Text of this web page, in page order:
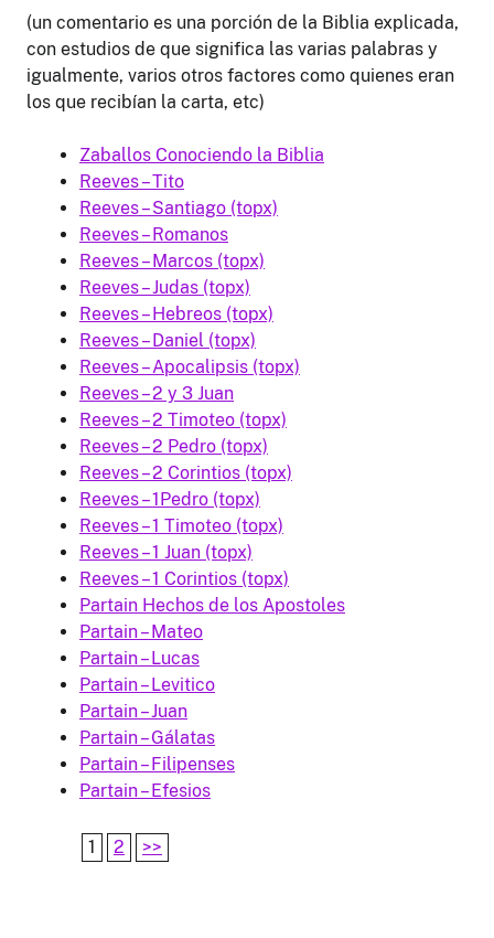
(un comentario es una porción de la Biblia explicada,
con estudios de que significa las varias palabras y
igualmente, varios otros factores como quienes eran
los que recibían la carta, etc)
Zaballos Conociendo la Biblia
Reeves – Tito
Reeves – Santiago (topx)
Reeves – Romanos
Reeves – Marcos (topx)
Reeves – Judas (topx)
Reeves – Hebreos (topx)
Reeves – Daniel (topx)
Reeves – Apocalipsis (topx)
Reeves – 2 y 3 Juan
Reeves – 2 Timoteo (topx)
Reeves – 2 Pedro (topx)
Reeves – 2 Corintios (topx)
Reeves – 1Pedro (topx)
Reeves – 1 Timoteo (topx)
Reeves – 1 Juan (topx)
Reeves – 1 Corintios (topx)
Partain Hechos de los Apostoles
Partain – Mateo
Partain – Lucas
Partain – Levitico
Partain – Juan
Partain – Gálatas
Partain – Filipenses
Partain – Efesios
1 2 >>